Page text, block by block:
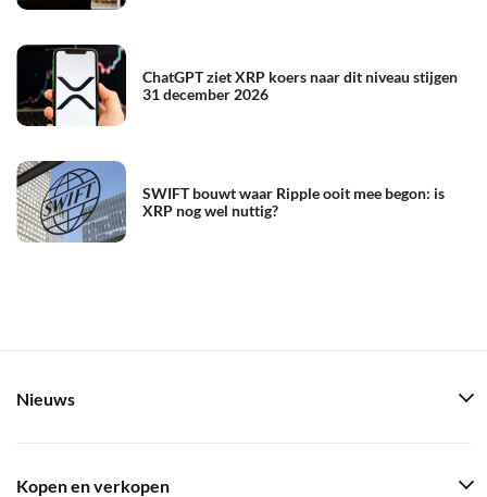
ChatGPT ziet XRP koers naar dit niveau stijgen
31 december 2026
SWIFT bouwt waar Ripple ooit mee begon: is
XRP nog wel nuttig?
Nieuws
Kopen en verkopen